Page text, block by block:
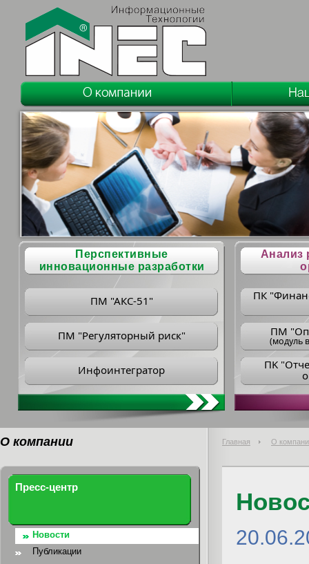
Перспективные
инновационные разработки
ПМ "АКС-51"
ПМ "Регуляторный риск"
Инфоинтегратор
Анализ
ПК
ПM
(модуль
ПK
О компании Главная О
Пресс-центр
Новости
Публикации